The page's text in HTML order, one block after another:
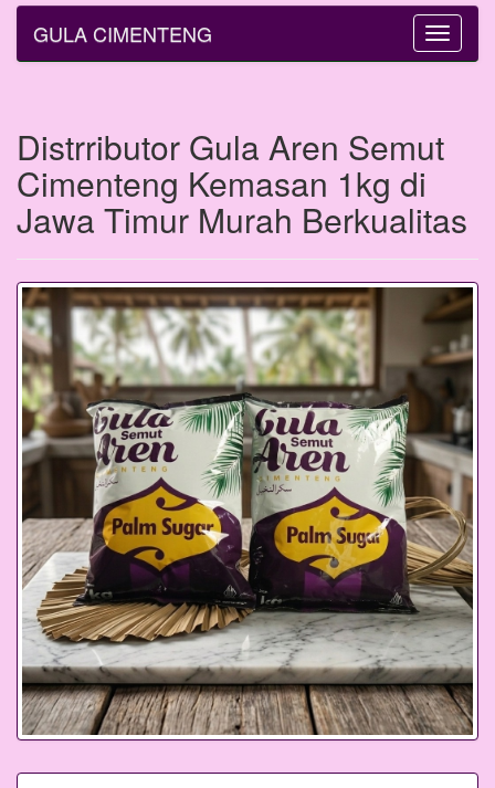
Toggle
GULA CIMENTENG
Distrributor Gula Aren Semut
Cimenteng Kemasan 1kg di
Jawa Timur Murah Berkualitas